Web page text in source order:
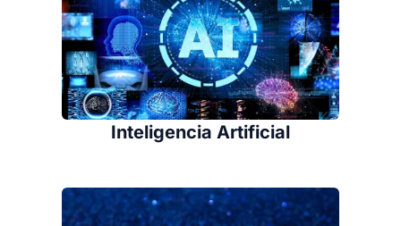
Inteligencia Artificial